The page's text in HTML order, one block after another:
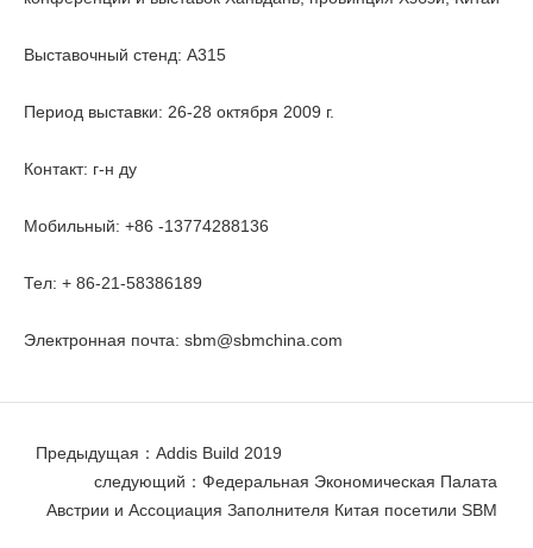
Выставочный стенд: A315
Период выставки: 26-28 октября 2009 г.
Контакт: г-н ду
Мобильный: +86 -13774288136
Тел: + 86-21-58386189
Электронная почта: sbm@sbmchina.com
Предыдущая：Addis Build 2019
следующий：Федеральная Экономическая Палата
Австрии и Ассоциация Заполнителя Китая посетили SBM